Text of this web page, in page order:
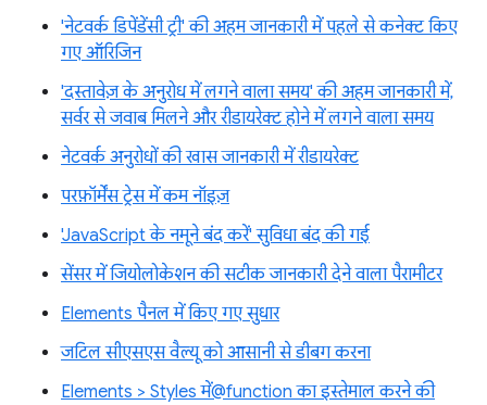
'नेटवर्क डिपेंडेंसी ट्री' की अहम जानकारी में पहले से कनेक्ट किए
गए ऑरिजिन
'दस्तावेज़ के अनुरोध में लगने वाला समय' की अहम जानकारी में,
सर्वर से जवाब मिलने और रीडायरेक्ट होने में लगने वाला समय
नेटवर्क अनुरोधों की खास जानकारी में रीडायरेक्ट
परफ़ॉर्मेंस ट्रेस में कम नॉइज़
'JavaScript के नमूने बंद करें' सुविधा बंद की गई
सेंसर में जियोलोकेशन की सटीक जानकारी देने वाला पैरामीटर
Elements पैनल में किए गए सुधार
जटिल सीएसएस वैल्यू को आसानी से डीबग करना
Elements > Styles में@function का इस्तेमाल करने की